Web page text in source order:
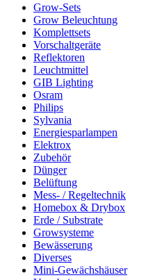
Grow-Sets
Grow Beleuchtung
Komplettsets
Vorschaltgeräte
Reflektoren
Leuchtmittel
GIB Lighting
Osram
Philips
Sylvania
Energiesparlampen
Elektrox
Zubehör
Dünger
Belüftung
Mess- / Regeltechnik
Homebox & Drybox
Erde / Substrate
Growsysteme
Bewässerung
Diverses
Mini-Gewächshäuser